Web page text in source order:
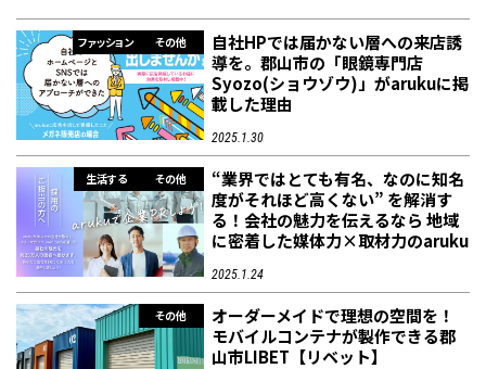
ファッション その他
自社HPでは届かない層への来店誘
導を。郡山市の「眼鏡専門店
Syozo(ショウゾウ)」がarukuに掲
載した理由
2025.1.30
生活する その他
“業界ではとても有名、なのに知名
度がそれほど高くない” を解消す
る！会社の魅力を伝えるなら 地域
に密着した媒体力×取材力のaruku
2025.1.24
その他
オーダーメイドで理想の空間を！
モバイルコンテナが製作できる郡
山市LIBET【リベット】